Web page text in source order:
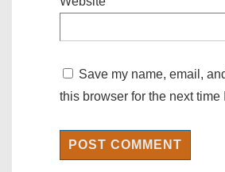
Save my name, email,
this browser for the next time